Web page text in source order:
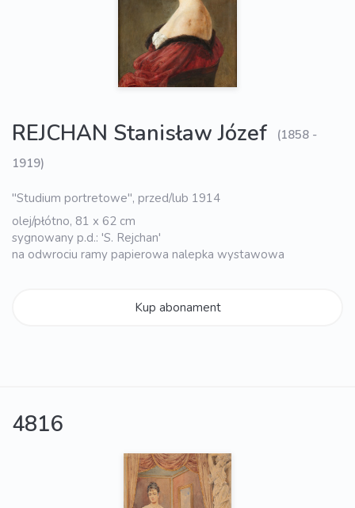
REJCHAN Stanisław Józef
(1858 -
1919)
"Studium portretowe", przed/lub 1914
olej/płótno, 81 x 62 cm
sygnowany p.d.: 'S. Rejchan'
na odwrociu ramy papierowa nalepka wystawowa
Kup abonament
4816